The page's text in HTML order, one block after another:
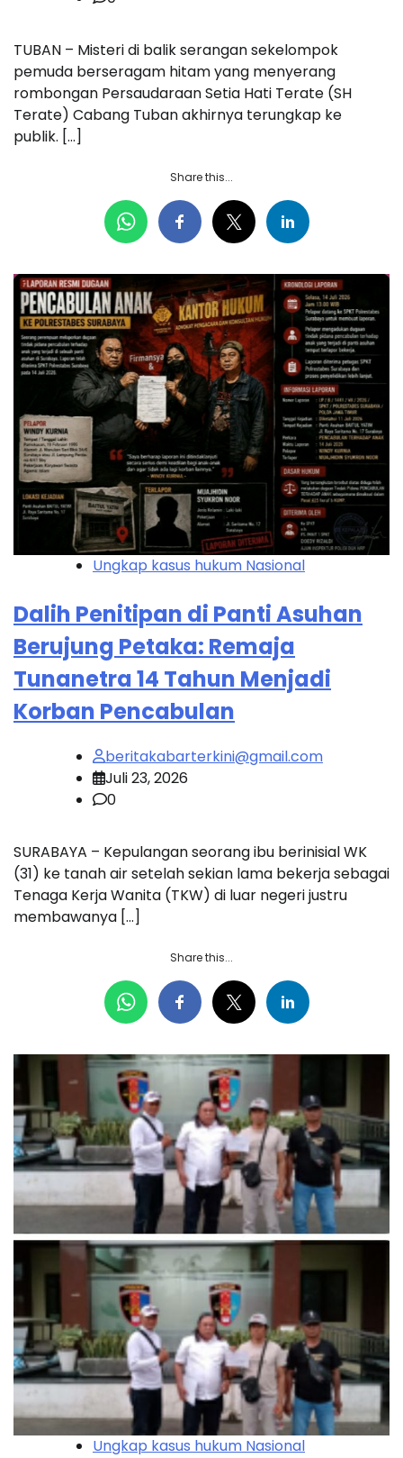
TUBAN – Misteri di balik serangan sekelompok
pemuda berseragam hitam yang menyerang
rombongan Persaudaraan Setia Hati Terate (SH
Terate) Cabang Tuban akhirnya terungkap ke
publik. […]
Share this...
Ungkap kasus hukum Nasional
Dalih Penitipan di Panti Asuhan
Berujung Petaka: Remaja
Tunanetra 14 Tahun Menjadi
Korban Pencabulan
beritakabarterkini@gmail.com
Juli 23, 2026
0
SURABAYA – Kepulangan seorang ibu berinisial WK
(31) ke tanah air setelah sekian lama bekerja sebagai
Tenaga Kerja Wanita (TKW) di luar negeri justru
membawanya […]
Share this...
Ungkap kasus hukum Nasional